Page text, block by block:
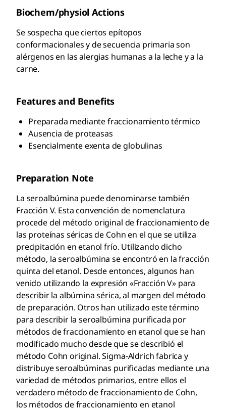
Biochem/physiol Actions
Se sospecha que ciertos epítopos
conformacionales y de secuencia primaria son
alérgenos en las alergias humanas a la leche y a la
carne.
Features and Benefits
Preparada mediante fraccionamiento térmico
Ausencia de proteasas
Esencialmente exenta de globulinas
Preparation Note
La seroalbúmina puede denominarse también
Fracción V. Esta convención de nomenclatura
procede del método original de fraccionamiento de
las proteínas séricas de Cohn en el que se utiliza
precipitación en etanol frío. Utilizando dicho
método, la seroalbúmina se encontró en la fracción
quinta del etanol. Desde entonces, algunos han
venido utilizando la expresión «Fracción V» para
describir la albúmina sérica, al margen del método
de preparación. Otros han utilizado este término
para describir la seroalbúmina purificada por
métodos de fraccionamiento en etanol que se han
modificado mucho desde que se describió el
método Cohn original. Sigma-Aldrich fabrica y
distribuye seroalbúminas purificadas mediante una
variedad de métodos primarios, entre ellos el
verdadero método de fraccionamiento de Cohn,
los métodos de fraccionamiento en etanol